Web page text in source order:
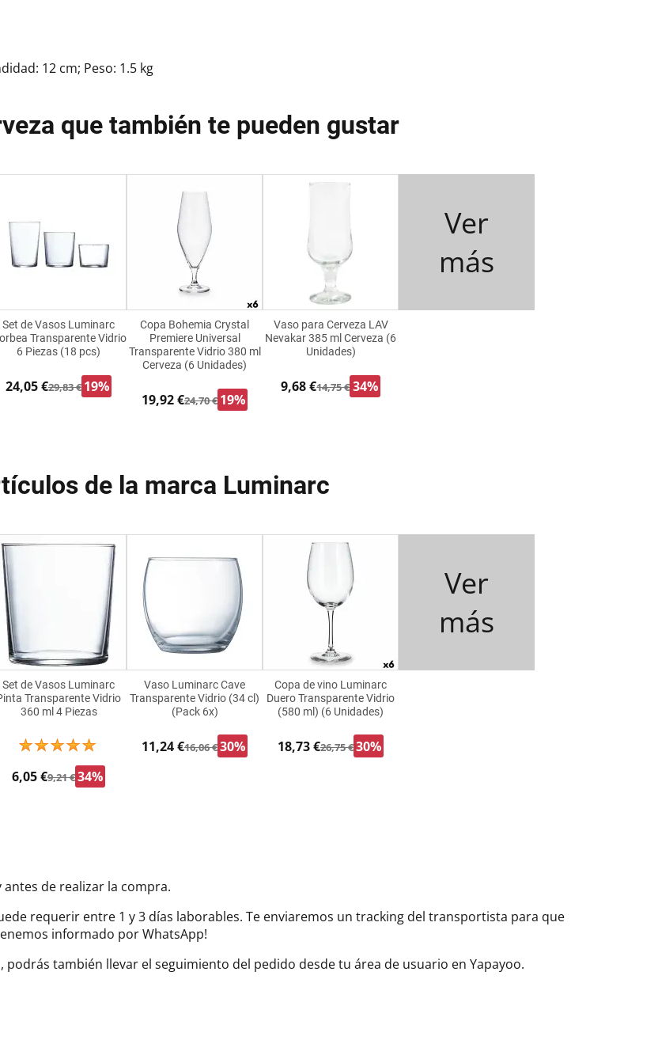
12 cm; Peso: 1.5 kg
que también te pueden gustar
Set de Vasos Luminarc
Transparente Vidrio
6 Piezas (18 pcs)
24,05 €29,83 € 19%
Copa Bohemia Crystal
Premiere Universal
Transparente Vidrio 380 ml
Cerveza (6 Unidades)
19,92 €24,70 € 19%
Vaso para Cerveza LAV
Nevakar 385 ml Cerveza (6
Unidades)
9,68 €14,75 € 34%
Ver
más
de la marca Luminarc
Set de Vasos Luminarc
Transparente Vidrio
360 ml 4 Piezas
6,05 €9,21 €34%
Vaso Luminarc Cave
Transparente Vidrio (34 cl)
(Pack 6x)
11,24 €16,06 €30%
Copa de vino Luminarc
Duero Transparente Vidrio
(580 ml) (6 Unidades)
18,73 €26,75 €30%
Ver
más
de realizar la compra.
requerir entre 1 y 3 días laborables. Te enviaremos un tracking del transportista para que
informado por WhatsApp!
también llevar el seguimiento del pedido desde tu área de usuario en Yapayoo.